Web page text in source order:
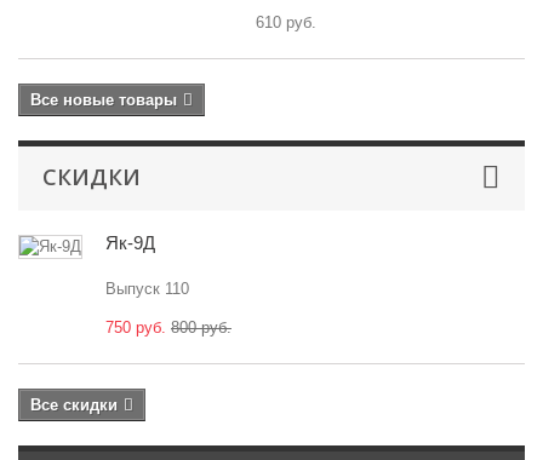
610 руб.
Все новые товары
СКИДКИ
Як-9Д
Выпуск 110
750 руб. 800 руб.
Все скидки